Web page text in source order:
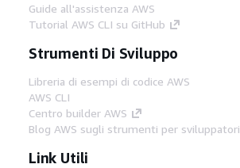
Guide all'assistenza AWS
Tutorial AWS CLI su GitHub
Strumenti Di Sviluppo
Libreria di esempi di codice AWS
AWS CLI
Centro builder AWS
Blog AWS sugli strumenti per sviluppatori
Link Utili